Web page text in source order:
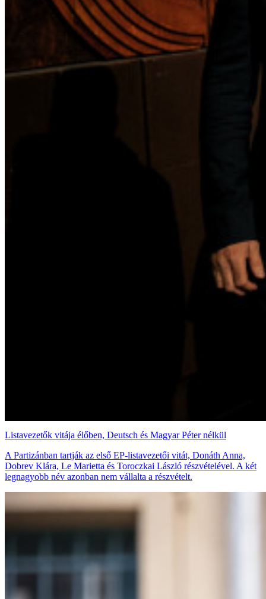
Listavezetők vitája élőben, Deutsch és Magyar Péter nélkül
A Partizánban tartják az első EP-listavezetői vitát, Donáth Anna,
Dobrev Klára, Le Marietta és Toroczkai László részvételével. A két
legnagyobb név azonban nem vállalta a részvételt.